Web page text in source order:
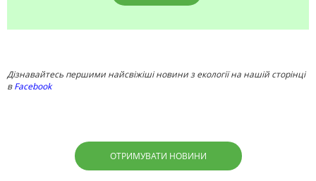
Дізнавайтесь першими найсвіжіші новини з екології на нашій сторінці
вFacebook
ОТРИМУВАТИ НОВИНИ